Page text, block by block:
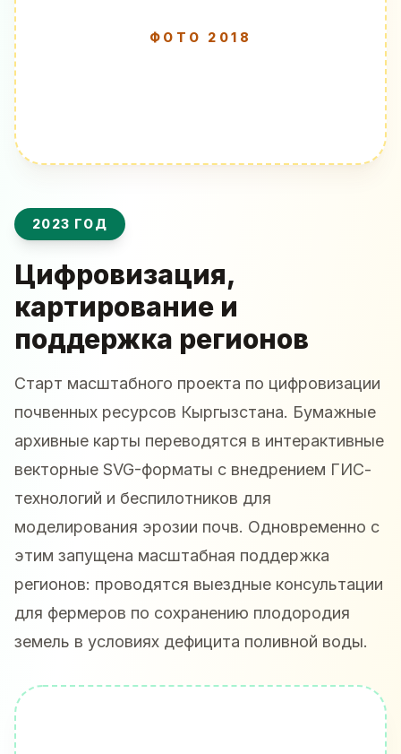
ФОТО 2018
2023 ГОД
Цифровизация,
картирование и
поддержка регионов
Старт масштабного проекта по цифровизации
почвенных ресурсов Кыргызстана. Бумажные
архивные карты переводятся в интерактивные
векторные SVG-форматы с внедрением ГИС-
технологий и беспилотников для
моделирования эрозии почв. Одновременно с
этим запущена масштабная поддержка
регионов: проводятся выездные консультации
для фермеров по сохранению плодородия
земель в условиях дефицита поливной воды.